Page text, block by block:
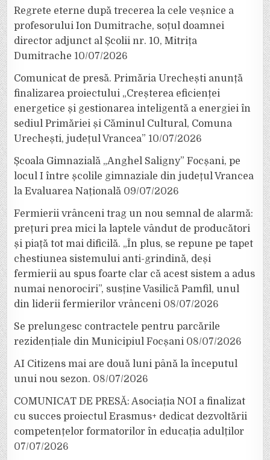
Regrete eterne după trecerea la cele veșnice a
profesorului Ion Dumitrache, soțul doamnei
director adjunct al Școlii nr. 10, Mitrița
Dumitrache 10/07/2026
Comunicat de presă. Primăria Urechești anunță
finalizarea proiectului „Creșterea eficienței
energetice și gestionarea inteligentă a energiei în
sediul Primăriei și Căminul Cultural, Comuna
Urechești, județul Vrancea” 10/07/2026
Școala Gimnazială „Anghel Saligny” Focșani, pe
locul I între școlile gimnaziale din județul Vrancea
la Evaluarea Națională 09/07/2026
Fermierii vrânceni trag un nou semnal de alarmă:
prețuri prea mici la laptele vândut de producători
și piață tot mai dificilă. „În plus, se repune pe tapet
chestiunea sistemului anti-grindină, deși
fermierii au spus foarte clar că acest sistem a adus
numai nenorociri”, susține Vasilică Pamfil, unul
din liderii fermierilor vrânceni 08/07/2026
Se prelungesc contractele pentru parcările
rezidențiale din Municipiul Focșani 08/07/2026
AI Citizens mai are două luni până la începutul
unui nou sezon. 08/07/2026
COMUNICAT DE PRESĂ: Asociația NOI a finalizat
cu succes proiectul Erasmus+ dedicat dezvoltării
competențelor formatorilor în educația adulților
07/07/2026